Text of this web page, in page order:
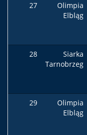
27
Olimpia
Elbląg
28
Siarka
Tarnobrzeg
29
Olimpia
Elbląg